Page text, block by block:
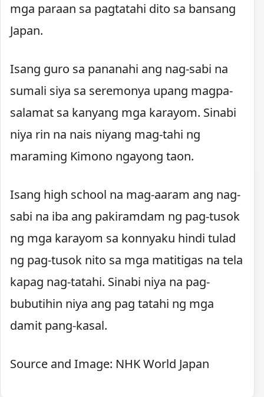
mga paraan sa pagtatahi dito sa bansang
Japan.
Isang guro sa pananahi ang nag-sabi na
sumali siya sa seremonya upang magpa-
salamat sa kanyang mga karayom. Sinabi
niya rin na nais niyang mag-tahi ng
maraming Kimono ngayong taon.
Isang high school na mag-aaram ang nag-
sabi na iba ang pakiramdam ng pag-tusok
ng mga karayom sa konnyaku hindi tulad
ng pag-tusok nito sa mga matitigas na tela
kapag nag-tatahi. Sinabi niya na pag-
bubutihin niya ang pag tatahi ng mga
damit pang-kasal.
Source and Image: NHK World Japan